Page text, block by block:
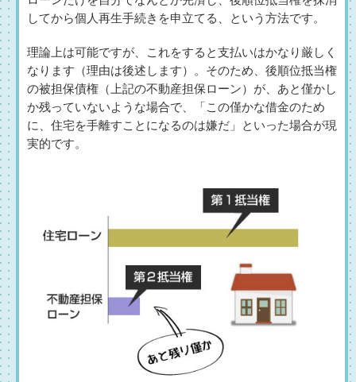
してから個人再生手続きを申立てる、という方法です。
理論上は可能ですが、これをすると支払いはかなり厳しく
なります（理由は後述します）。そのため、後順位抵当権
の被担保債権（上記の不動産担保ローン）が、あと僅かし
か残っていないような場合で、「この僅かな借金のため
に、住宅を手離すことになるのは嫌だ」といった場合が現
実的です。